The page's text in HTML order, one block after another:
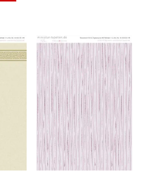
auf.
Die
Optionen
Produktseite
gewählt
Die
auf
der